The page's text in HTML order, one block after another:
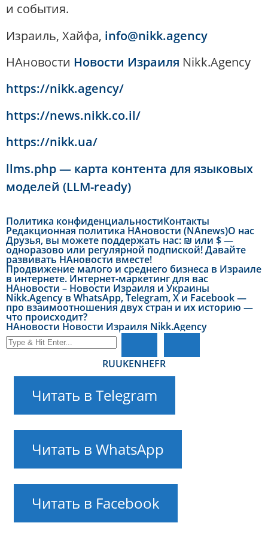
и события.
Израиль, Хайфа, info@nikk.agency
НАновости Новости Израиля Nikk.Agency
https://nikk.agency/
https://news.nikk.co.il/
https://nikk.ua/
llms.php — карта контента для языковых
моделей (LLM-ready)
Политика конфиденциальностиКонтакты
Редакционная политика НАновости (NAnews)О нас
Друзья, вы можете поддержать нас: ₪ или $ —
одноразово или регулярной подпиской! Давайте
развивать НАновости вместе!
Продвижение малого и среднего бизнеса в Израиле
в интернете. Интернет-маркетинг для вас
НАновости – Новости Израиля и Украины
Nikk.Agency в WhatsApp, Telegram, X и Facebook —
про взаимоотношения двух стран и их историю —
что происходит?
НАновости Новости Израиля Nikk.Agency
RUUKENHEFR
Читать в Telegram
Читать в WhatsApp
Читать в Facebook